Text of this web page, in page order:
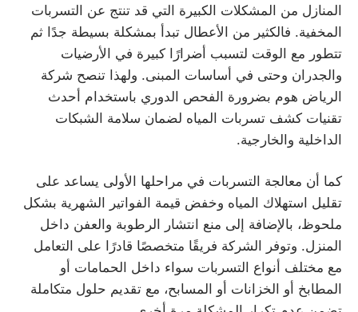
المنازل من المشكلات الكبيرة التي قد تنتج عن التسربات
المخفية. فالكثير من الأعطال تبدأ بمشكلة بسيطة جدًا ثم
تتطور مع الوقت لتسبب أضرارًا كبيرة في الأرضيات
والجدران وحتى في أساسات المبنى. ولهذا تنصح شركة
الرياض هوم بضرورة الفحص الدوري باستخدام أحدث
تقنيات كشف تسربات المياه لضمان سلامة الشبكات
الداخلية والخارجية.
كما أن معالجة التسربات في مراحلها الأولى يساعد على
تقليل استهلاك المياه وخفض قيمة الفواتير الشهرية بشكل
ملحوظ، بالإضافة إلى منع انتشار الرطوبة والعفن داخل
المنزل. وتوفر الشركة فريقًا متخصصًا قادرًا على التعامل
مع مختلف أنواع التسربات سواء داخل الحمامات أو
المطابخ أو الخزانات أو المسابح، مع تقديم حلول متكاملة